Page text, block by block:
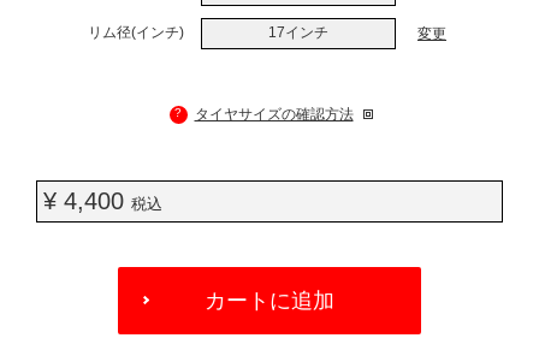
リム径(インチ) 17インチ 変更
? タイヤサイズの確認方法
¥ 4,400 税込
OPTIONS
カートに追加